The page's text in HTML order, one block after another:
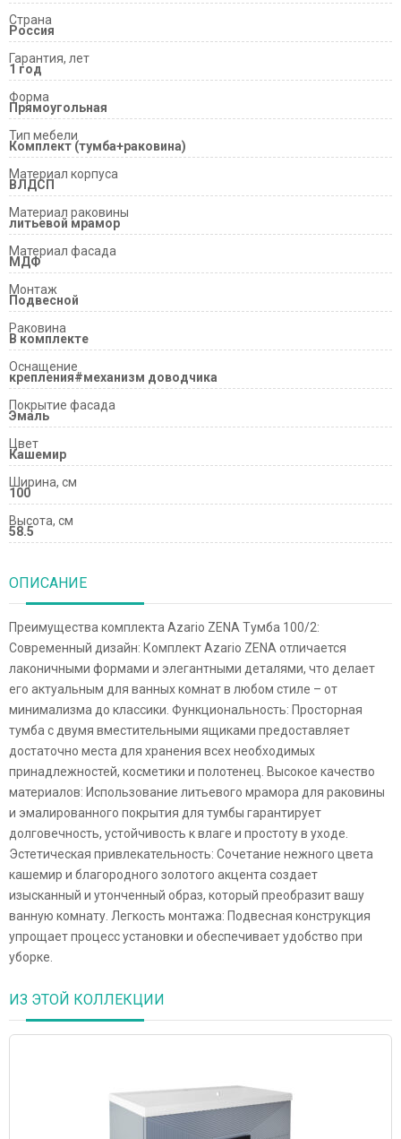
Страна
Россия
Гарантия, лет
1 год
Форма
Прямоугольная
Тип мебели
Комплект (тумба+раковина)
Материал корпуса
ВЛДСП
Материал раковины
литьевой мрамор
Материал фасада
МДФ
Монтаж
Подвесной
Раковина
В комплекте
Оснащение
крепления#механизм доводчика
Покрытие фасада
Эмаль
Цвет
Кашемир
Ширина, см
100
Высота, см
58.5
ОПИСАНИЕ
Преимущества комплекта Azario ZENA Тумба 100/2:
Современный дизайн: Комплект Azario ZENA отличается
лаконичными формами и элегантными деталями, что делает
его актуальным для ванных комнат в любом стиле – от
минимализма до классики. Функциональность: Просторная
тумба с двумя вместительными ящиками предоставляет
достаточно места для хранения всех необходимых
принадлежностей, косметики и полотенец. Высокое качество
материалов: Использование литьевого мрамора для раковины
и эмалированного покрытия для тумбы гарантирует
долговечность, устойчивость к влаге и простоту в уходе.
Эстетическая привлекательность: Сочетание нежного цвета
кашемир и благородного золотого акцента создает
изысканный и утонченный образ, который преобразит вашу
ванную комнату. Легкость монтажа: Подвесная конструкция
упрощает процесс установки и обеспечивает удобство при
уборке.
ИЗ ЭТОЙ КОЛЛЕКЦИИ